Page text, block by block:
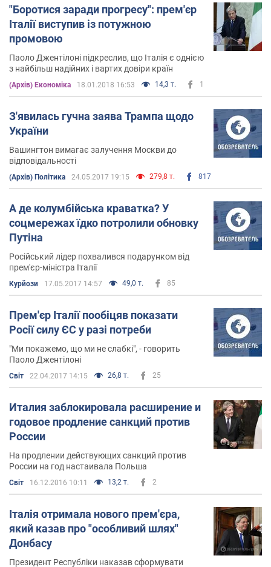
"Боротися заради прогресу": прем'єр
Італії виступив із потужною
промовою
Паоло Джентілоні підкреслив, що Італія є однією
з найбільш надійних і вартих довіри країн
(Архів) Економіка 18.01.2018 16:53 14,3 т. 1
З'явилась гучна заява Трампа щодо
України
Вашингтон вимагає залучення Москви до
відповідальності
(Архів) Політика 24.05.2017 19:15 279,8 т. 817
А де колумбійська краватка? У
соцмережах їдко потролили обновку
Путіна
Російський лідер похвалився подарунком від
прем'єр-міністра Італії
Курйози 17.05.2017 14:57 49,0 т. 85
Прем'єр Італії пообіцяв показати
Росії силу ЄС у разі потреби
"Ми покажемо, що ми не слабкі", - говорить
Паоло Джентілоні
Світ 22.04.2017 14:15 26,8 т. 25
Италия заблокировала расширение и
годовое продление санкций против
России
На продлении действующих санкций против
России на год настаивала Польша
Світ 16.12.2016 10:11 13,2 т. 2
Італія отримала нового прем'єра,
який казав про "особливий шлях"
Донбасу
Президент Республіки наказав сформувати